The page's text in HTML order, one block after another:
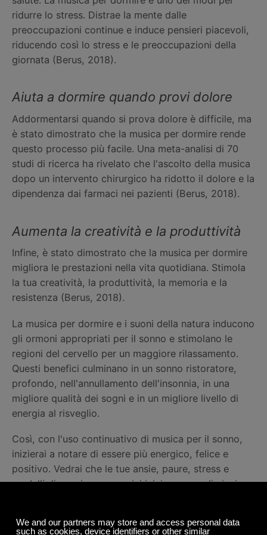
ridurre lo stress. Distrae la mente dalle
preoccupazioni continue e induce pensieri piacevoli,
riducendo così lo stress e le preoccupazioni della
giornata (Berus, 2018).
Aiuta a dormire quando provi dolore
Addormentarsi quando si prova dolore è difficile, ma
è stato dimostrato che la musica per dormire rende
questo processo più facile. Una meta-analisi di 70
studi di ricerca ha rivelato che l'ascolto della musica
dopo un intervento chirurgico ha ridotto il dolore e la
dipendenza dai farmaci nei pazienti (Berus, 2018).
Aumenta la creatività e la produttività
Infine, è stato dimostrato che la musica per dormire
migliora le prestazioni nella vita quotidiana. Stimola
la tua creatività, la produttività, la memoria e la
resistenza (Berus, 2018).
La musica per dormire e i suoni della natura inducono
gli ormoni appropriati per il sonno e stimolano le
regioni del cervello per un maggiore rilassamento.
Questi benefici culminano in un sonno ristoratore,
profondo, nell'annullamento dell'insonnia, in una
migliore qualità dei sogni e in un migliore livello di
energia al risveglio.
Così, con l'uso continuativo di musica per il sonno,
inizierai a notare di essere più energico, felice e
positivo. Vedrai che le tue ansie, paure, stress e
modelli di pensiero eccessivi inizieranno a diminuire e
le emozioni ad essere in uno stato perfettamente